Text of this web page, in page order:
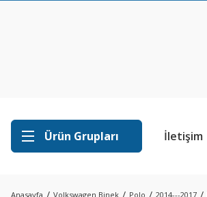
Ürün Grupları İletişim
Anasayfa Volkswagen Binek Polo 2014---2017